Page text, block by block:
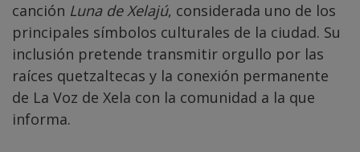
canción Luna de Xelajú, considerada uno de los
principales símbolos culturales de la ciudad. Su
inclusión pretende transmitir orgullo por las
raíces quetzaltecas y la conexión permanente
de La Voz de Xela con la comunidad a la que
informa.